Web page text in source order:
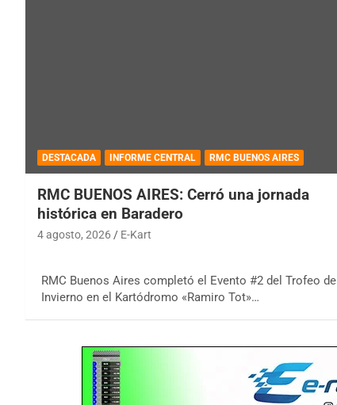
DESTACADA INFORME CENTRAL RMC BUENOS AIRES
RMC BUENOS AIRES: Cerró una jornada
histórica en Baradero
4 agosto, 2026 E-Kart
RMC Buenos Aires completó el Evento #2 del Trofeo de
Invierno en el Kartódromo «Ramiro Tot»…